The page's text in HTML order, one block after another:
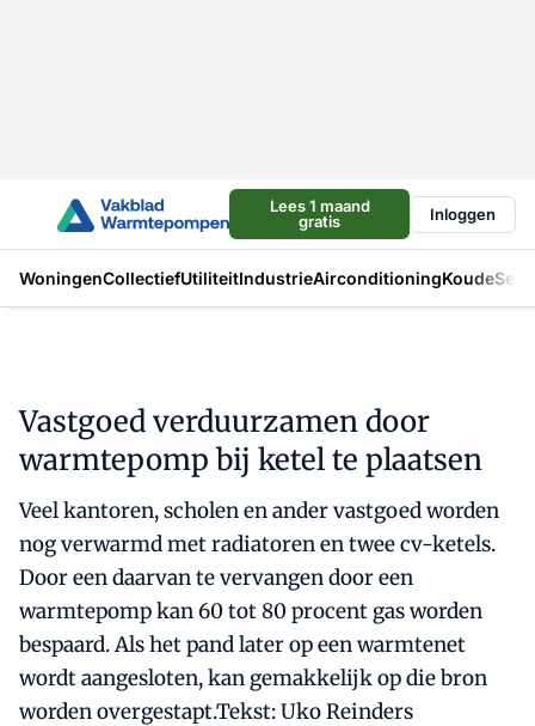
Lees 1 maand
gratis
Inloggen
WoningenCollectiefUtiliteitIndustrieAirconditioningKoude
Vastgoed verduurzamen door
warmtepomp bij ketel te plaatsen
Veel kantoren, scholen en ander vastgoed worden
nog verwarmd met radiatoren en twee cv-ketels.
Door een daarvan te vervangen door een
warmtepomp kan 60 tot 80 procent gas worden
bespaard. Als het pand later op een warmtenet
wordt aangesloten, kan gemakkelijk op die bron
worden overgestapt.Tekst: Uko Reinders